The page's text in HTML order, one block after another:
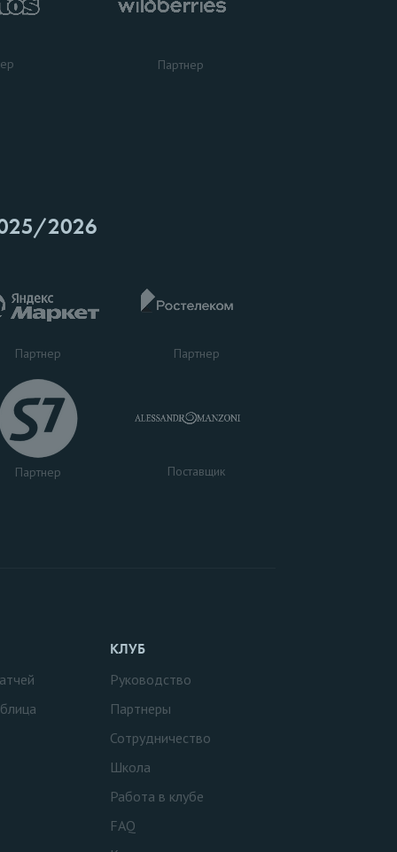
Партнер
2026
Партнер Партнер
Партнер Поставщик
КЛУБ
Руководство
Партнеры
Сотрудничество
Школа
Работа в клубе
FAQ